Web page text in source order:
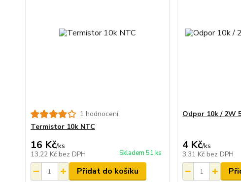
1 hodnocení
Termistor 10k NTC
16 Kč/ks
13,22 Kč bez DPH Skladem 51 ks
Přidat do košíku
Odpor 10k / 2W
4 Kč/ks
3,31 Kč bez DPH